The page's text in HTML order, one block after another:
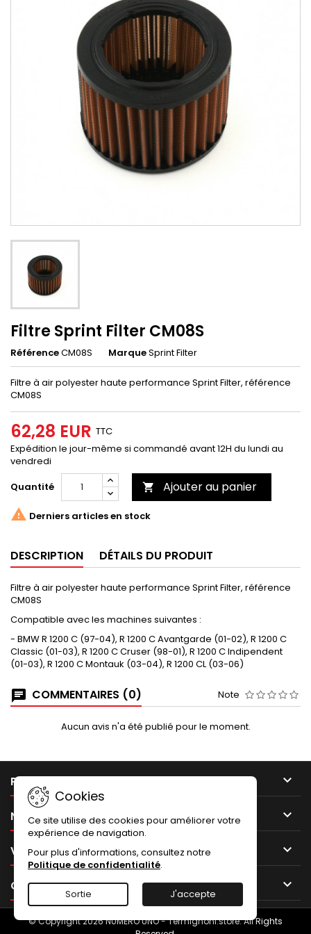
Filtre Sprint Filter CM08S
RéférenceCM08S MarqueSprint Filter
Filtre à air polyester haute performance Sprint Filter, référence
CM08S
62,28 EUR TTC
Expédition le jour-même si commandé avant 12H du lundi au
vendredi
Quantité
 Ajouter au panier
 Derniers articles en stock
DESCRIPTION DÉTAILS DU PRODUIT
Filtre à air polyester haute performance Sprint Filter, référence
CM08S
Compatible avec les machines suivantes :
- BMW R 1200 C (97-04), R 1200 C Avantgarde (01-02), R 1200 C
Classic (01-03), R 1200 C Cruser (98-01), R 1200 C Indipendent
(01-03), R 1200 C Montauk (03-04), R 1200 CL (03-06)
COMMENTAIRES (0) Note
Aucun avis n'a été publié pour le moment.
PRODUITS 
NOTRE SOCIÉTÉ 
VOTRE COMPTE 
CONTACT 
Cookies
Ce site utilise des cookies pour améliorer votre
expérience de navigation.
Pour plus d'informations, consultez notre
Politique de confidentialité.
Sortie J'accepte
© Copyright 2026 NUMERO UNO - Termignoni.store. All Rights